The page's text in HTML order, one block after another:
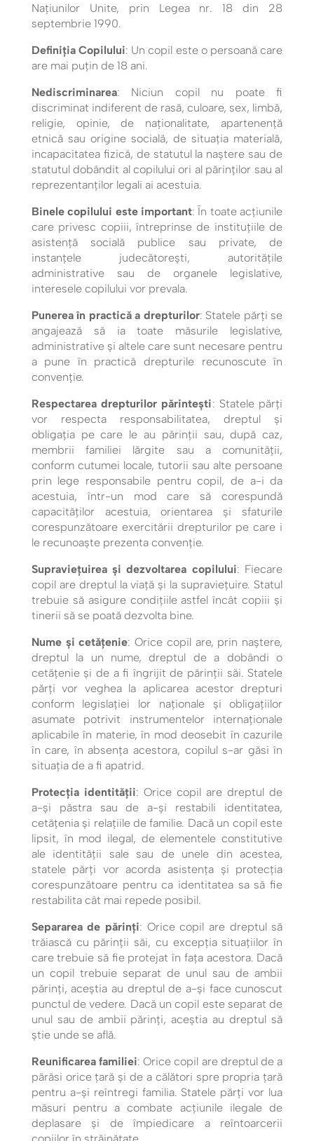
Naţiunilor Unite, prin Legea nr. 18 din 28
septembrie 1990.
Definiția Copilului: Un copil este o persoană care
are mai puțin de 18 ani.
Nediscriminarea: Niciun copil nu poate fi
discriminat indiferent de rasă, culoare, sex, limbă,
religie, opinie, de naționalitate, apartenență
etnică sau origine socială, de situația materială,
incapacitatea fizică, de statutul la naștere sau de
statutul dobândit al copilului ori al părinților sau al
reprezentanților legali ai acestuia.
Binele copilului este important: În toate acțiunile
care privesc copiii, întreprinse de instituțiile de
asistență socială publice sau private, de
instanțele judecătorești, autoritățile
administrative sau de organele legislative,
interesele copilului vor prevala.
Punerea în practică a drepturilor: Statele părți se
angajează să ia toate măsurile legislative,
administrative și altele care sunt necesare pentru
a pune în practică drepturile recunoscute în
convenție.
Respectarea drepturilor părintești: Statele părți
vor respecta responsabilitatea, dreptul și
obligația pe care le au părinții sau, după caz,
membrii familiei lărgite sau a comunității,
conform cutumei locale, tutorii sau alte persoane
prin lege responsabile pentru copil, de a-i da
acestuia, într-un mod care să corespundă
capacităților acestuia, orientarea și sfaturile
corespunzătoare exercitării drepturilor pe care i
le recunoaște prezenta convenție.
Supraviețuirea și dezvoltarea copilului: Fiecare
copil are dreptul la viață și la supraviețuire. Statul
trebuie să asigure condițiile astfel încât copiii și
tinerii să se poată dezvolta bine.
Nume și cetățenie: Orice copil are, prin naștere,
dreptul la un nume, dreptul de a dobândi o
cetățenie și de a fi îngrijit de părinții săi. Statele
părţi vor veghea la aplicarea acestor drepturi
conform legislaţiei lor naţionale şi obligaţiilor
asumate potrivit instrumentelor internaţionale
aplicabile în materie, în mod deosebit în cazurile
în care, în absența acestora, copilul s-ar găsi în
situaţia de a fi apatrid.
Protecția identității: Orice copil are dreptul de
a-și păstra sau de a-și restabili identitatea,
cetățenia și relațiile de familie. Dacă un copil este
lipsit, în mod ilegal, de elementele constitutive
ale identităţii sale sau de unele din acestea,
statele părţi vor acorda asistenţa şi protecţia
corespunzătoare pentru ca identitatea sa să fie
restabilita cât mai repede posibil.
Separarea de părinți: Orice copil are dreptul să
trăiască cu părinții săi, cu excepția situațiilor în
care trebuie să fie protejat în fața acestora. Dacă
un copil trebuie separat de unul sau de ambii
părinți, aceștia au dreptul de a-și face cunoscut
punctul de vedere. Dacă un copil este separat de
unul sau de ambii părinți, aceștia au dreptul să
știe unde se află.
Reunificarea familiei: Orice copil are dreptul de a
părăsi orice țară și de a călători spre propria țară
pentru a-și reîntregi familia. Statele părţi vor lua
măsuri pentru a combate acţiunile ilegale de
deplasare şi de împiedicare a reîntoarcerii